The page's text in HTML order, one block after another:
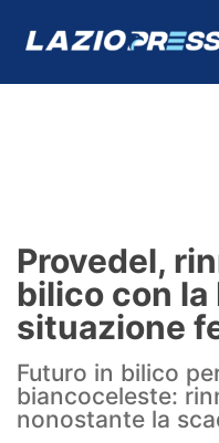
Formello
Infortuni
Primavera
Calciomercato
Provedel,
bilico con la
situazione
Futuro in bilico
biancoceleste:
nonostante la